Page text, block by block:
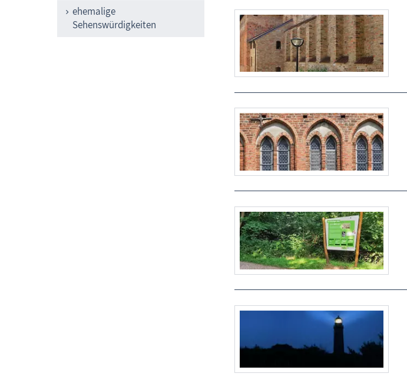
ehemalige
Sehenswürdigkeiten